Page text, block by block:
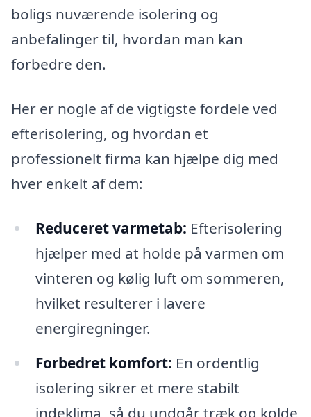
boligs nuværende isolering og
anbefalinger til, hvordan man kan
forbedre den.
Her er nogle af de vigtigste fordele ved
efterisolering, og hvordan et
professionelt firma kan hjælpe dig med
hver enkelt af dem:
Reduceret varmetab: Efterisolering
hjælper med at holde på varmen om
vinteren og kølig luft om sommeren,
hvilket resulterer i lavere
energiregninger.
Forbedret komfort: En ordentlig
isolering sikrer et mere stabilt
indeklima, så du undgår træk og kolde